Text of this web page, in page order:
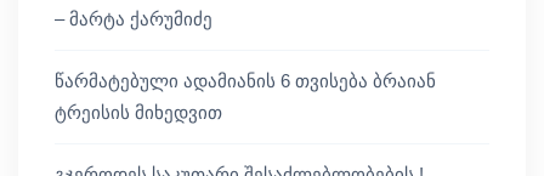
– მარტა ქარუმიძე
წარმატებული ადამიანის 6 თვისება ბრაიან
ტრეისის მიხედვით